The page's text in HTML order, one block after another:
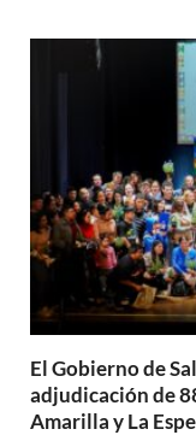
El Gobierno de
adjudicación de
Amarilla y La